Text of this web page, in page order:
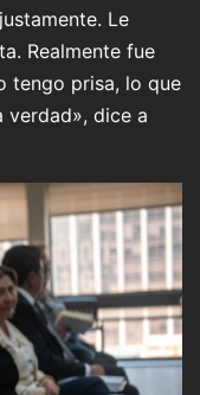
Le
Realmente fue
tengo prisa, lo que
verdad», dice a